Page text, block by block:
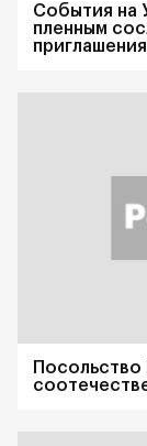
События на
пленным
Посольство